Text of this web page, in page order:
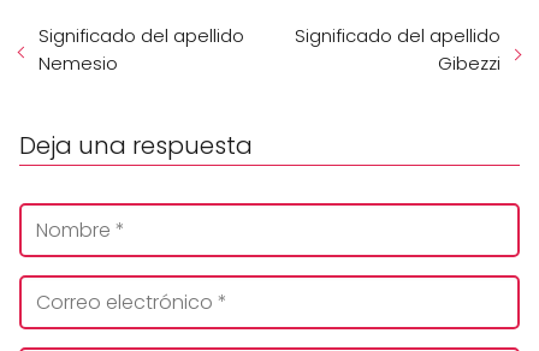
Significado del apellido
Nemesio
Significado del apellido
Gibezzi
Deja una respuesta